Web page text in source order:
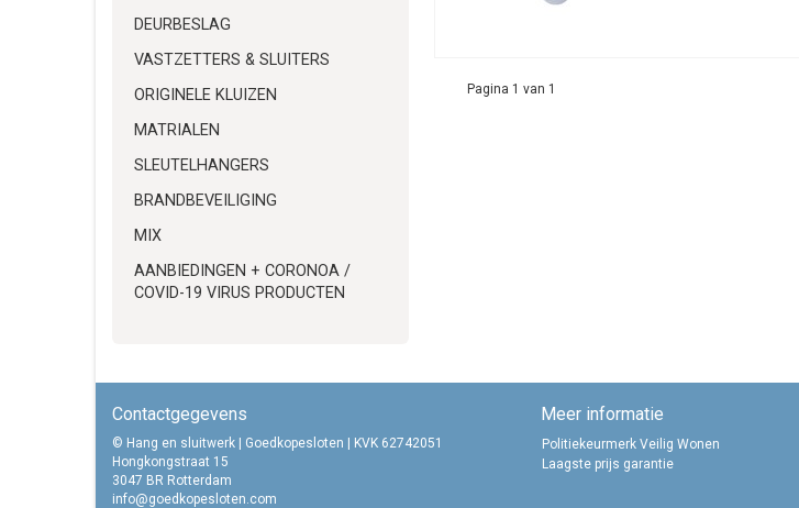
DEURBESLAG
VASTZETTERS & SLUITERS
ORIGINELE KLUIZEN
MATRIALEN
SLEUTELHANGERS
BRANDBEVEILIGING
MIX
AANBIEDINGEN + CORONOA /
COVID-19 VIRUS PRODUCTEN
Pagina 1 van 1
Contactgegevens
© Hang en sluitwerk | Goedkopesloten | KVK 62742051
Hongkongstraat 15
3047 BR Rotterdam
info@goedkopesloten.com
Meer informatie
Politiekeurmerk Veilig Wonen
Laagste prijs garantie